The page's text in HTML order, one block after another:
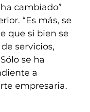
cambiado”
“Es más, se
que si bien se
servicios,
se ha
a
empresaria.